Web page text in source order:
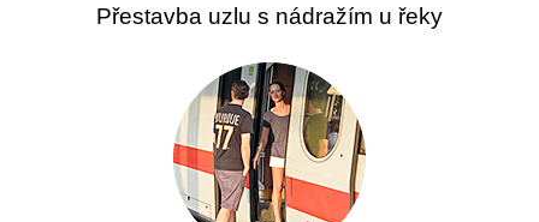
Přestavba uzlu s nádražím u řeky